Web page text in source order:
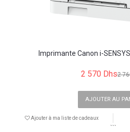
Imprimante Canon i-SENSYS
2 570 Dhs2
AJOUTER AU
Ajouter à ma liste de cadeaux
```